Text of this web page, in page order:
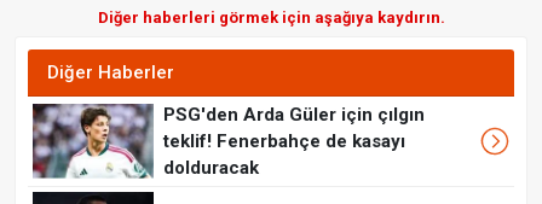
Diğer haberleri görmek için aşağıya kaydırın.
Diğer Haberler
PSG'den Arda Güler için çılgın
teklif! Fenerbahçe de kasayı
dolduracak